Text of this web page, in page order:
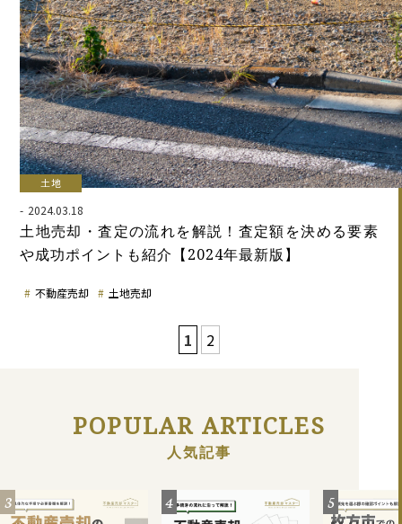
土地
2024.03.18
土地売却・査定の流れを解説！査定額を決める要素
や成功ポイントも紹介【2024年最新版】
不動産売却 土地売却
1 2
POPULAR ARTICLES
人気記事
3 4 5